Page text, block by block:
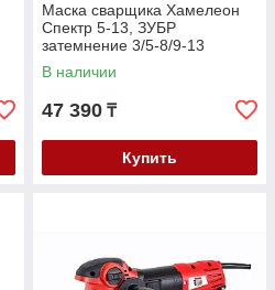
Маска сварщика Хамелеон
Спектр 5-13, ЗУБР
затемнение 3/5-8/9-13
(11069_z01)
В наличии
47 390 ₸
Купить